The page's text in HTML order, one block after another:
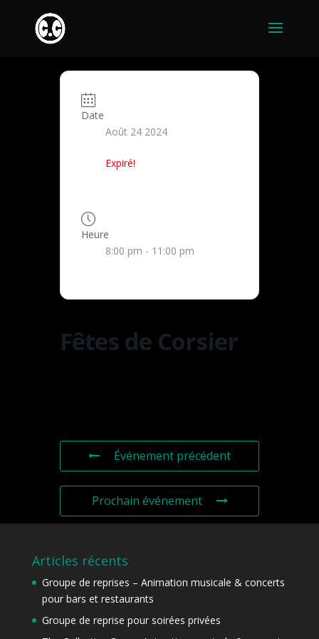
Date
Août 24 2024
Expiré!
Heure
8:00 pm - 11:00 pm
Fêtes de Corsier
Événement précédent
Prochain événement
Articles récents
Groupe de reprises – Animation musicale & concerts
pour bars et restaurants
Groupe de reprise pour soirées privées